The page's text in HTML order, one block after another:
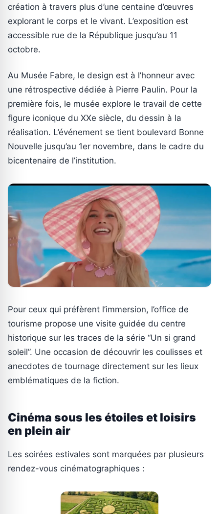
création à travers plus d’une centaine d’œuvres
explorant le corps et le vivant. L’exposition est
accessible rue de la République jusqu’au 11
octobre.
Au Musée Fabre, le design est à l’honneur avec
une rétrospective dédiée à Pierre Paulin. Pour la
première fois, le musée explore le travail de cette
figure iconique du XXe siècle, du dessin à la
réalisation. L’événement se tient boulevard Bonne
Nouvelle jusqu’au 1er novembre, dans le cadre du
bicentenaire de l’institution.
Pour ceux qui préfèrent l’immersion, l’office de
tourisme propose une visite guidée du centre
historique sur les traces de la série “Un si grand
soleil”. Une occasion de découvrir les coulisses et
anecdotes de tournage directement sur les lieux
emblématiques de la fiction.
Cinéma sous les étoiles et loisirs
en plein air
Les soirées estivales sont marquées par plusieurs
rendez-vous cinématographiques :